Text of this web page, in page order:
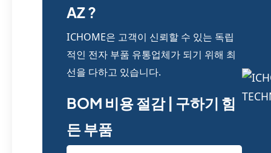
AZ ?
ICHOME은 고객이 신뢰할 수 있는 독립
적인 전자 부품 유통업체가 되기 위해 최
선을 다하고 있습니다.
BOM 비용 절감 | 구하기 힘
든 부품